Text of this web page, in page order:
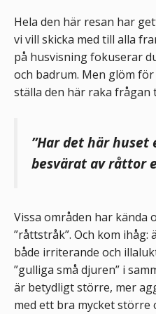
Hela den här resan har
vi vill skicka med till alla
på husvisning fokuserar
och badrum. Men glöm
ställa den här raka frågan
”Har det här
besvärat av råttor
Vissa områden har kända
”råttstråk”. Och kom ihåg:
både irriterande och
”gulliga små djuren” i
är betydligt större, mer
med ett bra mycket